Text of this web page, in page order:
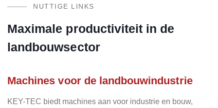
NUTTIGE LINKS
Maximale productiviteit in de
landbouwsector
Machines voor de landbouwindustrie
KEY-TEC biedt machines aan voor industrie en bouw,